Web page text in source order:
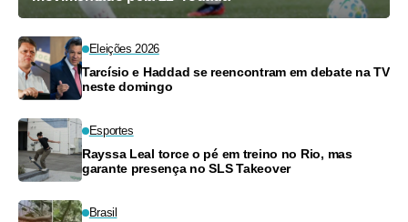
Eleições 2026
Tarcísio e Haddad se reencontram em debate na TV
neste domingo
Esportes
Rayssa Leal torce o pé em treino no Rio, mas
garante presença no SLS Takeover
Brasil